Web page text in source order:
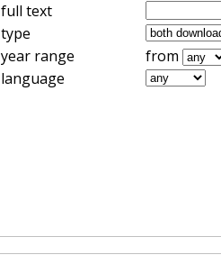
full text
type
year range
from
language